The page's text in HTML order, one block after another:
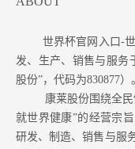
世界杯官网入口-
发、生产、销售与服务
股份”，代码为830877）
康莱股份围绕全
就世界健康”的经营宗
研发、制造、销售与服